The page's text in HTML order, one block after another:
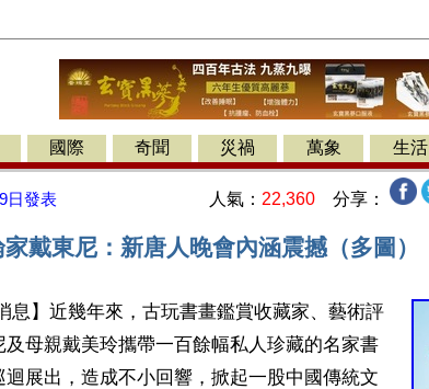
國際 奇聞 災禍 萬象 生活
日發表 人氣： 22,360 分享：
戴東尼：新唐人晚會內涵震撼（多圖）
息】近幾年來，古玩書畫鑑賞收藏家、藝術評
及母親戴美玲攜帶一百餘幅私人珍藏的名家書
迴展出，造成不小回響，掀起一股中國傳統文